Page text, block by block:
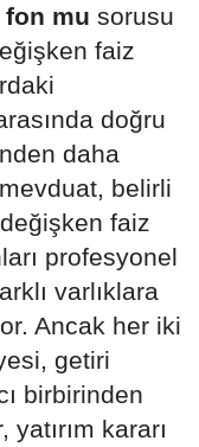
fon mu sorusu
faiz
doğru
daha
belirli
faiz
profesyonel
varlıklara
Ancak her iki
getiri
birbirinden
kararı